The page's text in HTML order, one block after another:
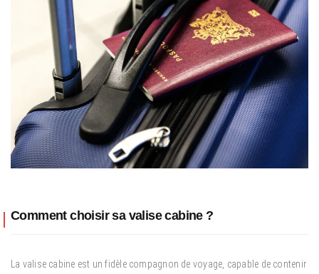
Comment choisir sa valise cabine ?
La valise cabine est un fidèle compagnon de voyage, capable de contenir